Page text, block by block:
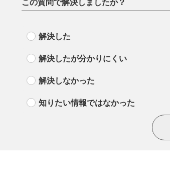
解決した
解決したが分かりにくい
解決しなかった
知りたい情報ではなかった